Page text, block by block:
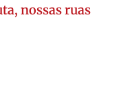
nossas ruas